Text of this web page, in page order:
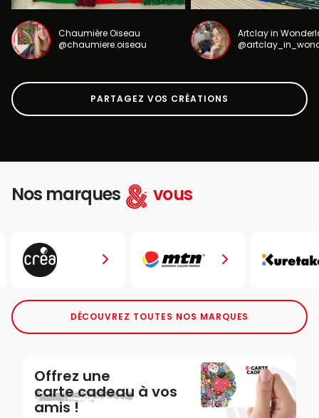
Chaumière Oiseau
@chaumiere.oiseau
Artclay in
PARTAGEZ VOS CRÉATIONS
Nos marques vous
DÉCOUVREZ TOUTES NOS MARQUES
Offrez une
carte cadeau à vos
amis !